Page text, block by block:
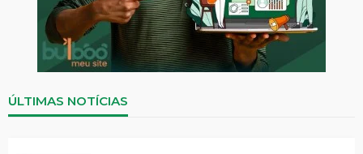
ÚLTIMAS NOTÍCIAS